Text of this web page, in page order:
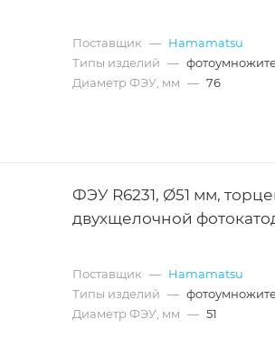
Поставщик — Hamamatsu
Типы изделий —
Диаметр ФЭУ, мм — 76
ФЭУ R6231, Ø51 мм,
двухщелочной
Поставщик — Hamamatsu
Типы изделий —
Диаметр ФЭУ, мм — 51